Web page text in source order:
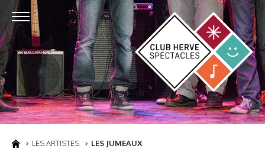
LES ARTISTES LES JUMEAUX